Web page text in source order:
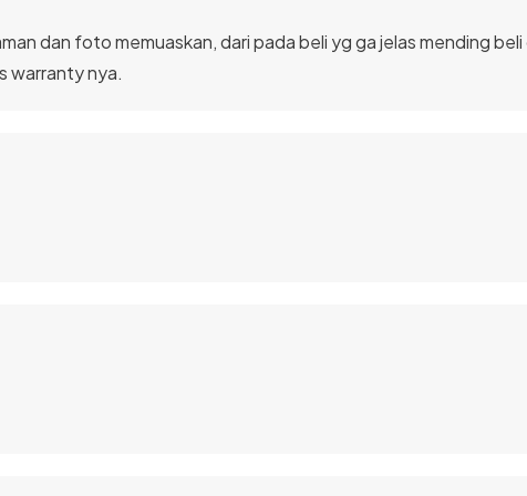
dan foto memuaskan, dari pada beli yg ga jelas mending
warranty nya.